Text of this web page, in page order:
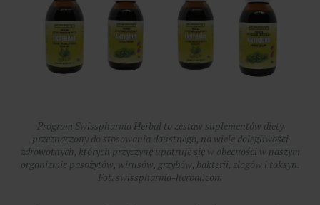
Program Swisspharma Herbal to zestaw suplementów diety
przeznaczony do stosowania doustnego, na wiele dolegliwości
zdrowotnych, których przyczynę upatruję się w obecności w naszym
organizmie pasożytów, wirusów, grzybów, bakterii, złogów i toksyn.
Fot. swisspharma-herbal.com